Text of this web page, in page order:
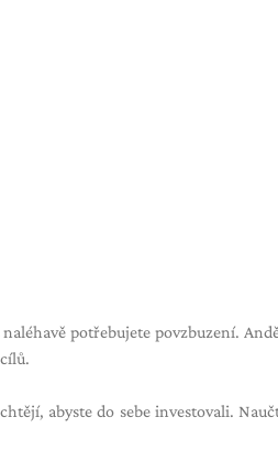
potřebujete povzbuzení.
abyste do sebe investovali.